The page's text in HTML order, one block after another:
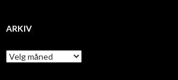
ARKIV
A
r